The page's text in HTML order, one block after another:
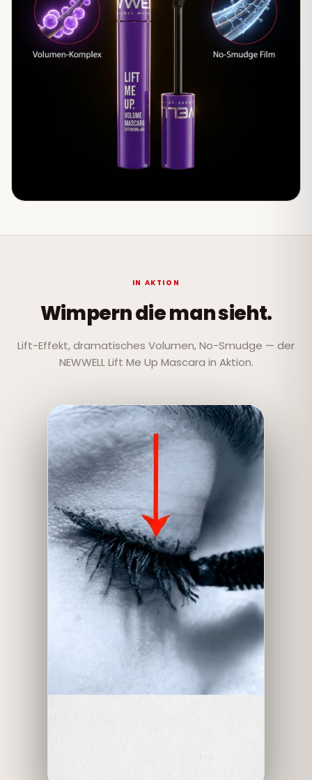
IN AKTION
Wimpern die man sieht.
Lift-Effekt, dramatisches Volumen, No-Smudge — der
NEWWELL Lift Me Up Mascara in Aktion.